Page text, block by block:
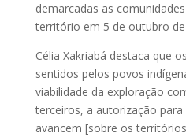
demarcadas as
território em 5 de outubro de
Célia Xakriabá destaca que
sentidos pelos povos
viabilidade da exploração
terceiros, a autorização
avancem [sobre os